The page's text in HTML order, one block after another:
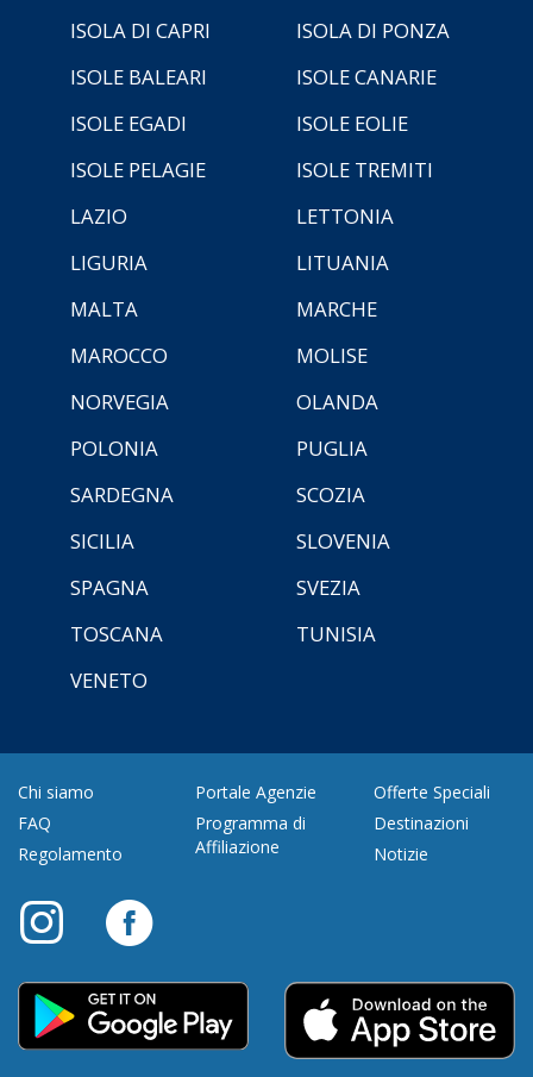
ISOLA DI CAPRI
ISOLA DI PONZA
ISOLE BALEARI
ISOLE CANARIE
ISOLE EGADI
ISOLE EOLIE
ISOLE PELAGIE
ISOLE TREMITI
LAZIO
LETTONIA
LIGURIA
LITUANIA
MALTA
MARCHE
MAROCCO
MOLISE
NORVEGIA
OLANDA
POLONIA
PUGLIA
SARDEGNA
SCOZIA
SICILIA
SLOVENIA
SPAGNA
SVEZIA
TOSCANA
TUNISIA
VENETO
Chi siamo
FAQ
Regolamento
Portale Agenzie
Programma di
Affiliazione
Offerte Speciali
Destinazioni
Notizie